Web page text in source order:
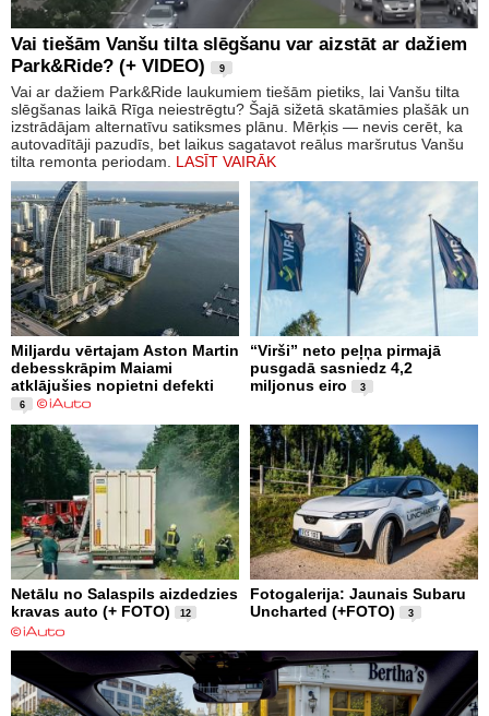
Vai tiešām Vanšu tilta slēgšanu var aizstāt ar dažiem
Park&Ride? (+ VIDEO)
9
Vai ar dažiem Park&Ride laukumiem tiešām pietiks, lai Vanšu tilta
slēgšanas laikā Rīga neiestrēgtu? Šajā sižetā skatāmies plašāk un
izstrādājam alternatīvu satiksmes plānu. Mērķis — nevis cerēt, ka
autovadītāji pazudīs, bet laikus sagatavot reālus maršrutus Vanšu
tilta remonta periodam. LASĪT VAIRĀK
Miljardu vērtajam Aston Martin
debesskrāpim Maiami
atklājušies nopietni defekti
6
“Virši” neto peļņa pirmajā
pusgadā sasniedz 4,2
miljonus eiro
3
Netālu no Salaspils aizdedzies
kravas auto (+ FOTO)
12
Fotogalerija: Jaunais Subaru
Uncharted (+FOTO)
3